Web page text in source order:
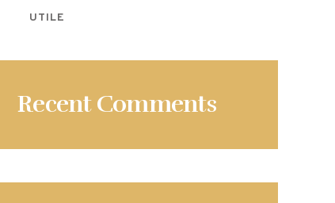
UTILE
Recent Comments